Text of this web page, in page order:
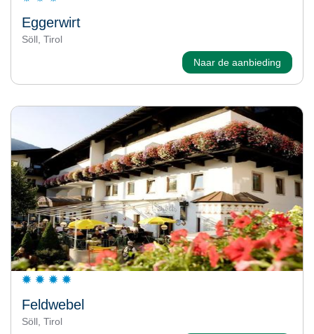
Eggerwirt
Söll, Tirol
Naar de aanbieding
Feldwebel
Söll, Tirol